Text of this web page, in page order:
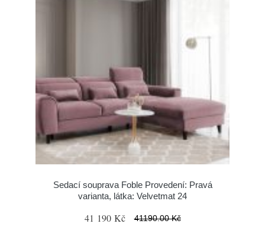
Sedací souprava Foble Provedení: Pravá
varianta, látka: Velvetmat 24
41 190 Kč 41190.00 Kč